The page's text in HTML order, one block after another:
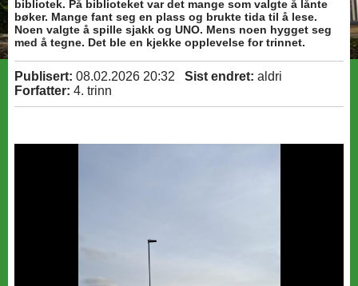
bibliotek. På biblioteket var det mange som valgte å lånte
bøker. Mange fant seg en plass og brukte tida til å lese.
Noen valgte å spille sjakk og UNO. Mens noen hygget seg
med å tegne. Det ble en kjekke opplevelse for trinnet.
Publisert: 08.02.2026 20:32 Sist endret: aldri
Forfatter: 4. trinn